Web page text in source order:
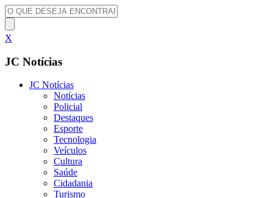
X
JC Notícias
JC Notícias
Notícias
Policial
Destaques
Esporte
Tecnologia
Veículos
Cultura
Saúde
Cidadania
Turismo